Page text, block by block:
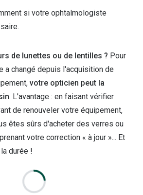
si votre ophtalmologiste
de lunettes ou de lentilles ? Pour
a changé depuis l'acquisition de
votre opticien peut la
. L'avantage : en faisant vérifier
de renouveler votre équipement,
êtes sûrs d'acheter des verres ou
votre correction « à jour »... Et
durée !